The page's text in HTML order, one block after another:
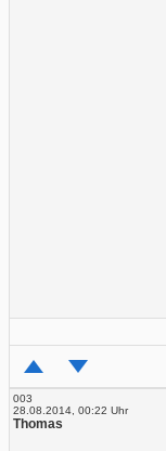
003
28.08.2014, 00:22 Uhr
Thomas